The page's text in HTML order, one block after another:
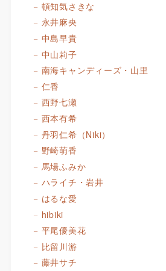
頓知気さきな
永井麻央
中島早貴
中山莉子
南海キャンディーズ・山里
仁香
西野七瀬
西本有希
丹羽仁希（Niki）
野崎萌香
馬場ふみか
ハライチ・岩井
はるな愛
hibiki
平尾優美花
比留川游
藤井サチ